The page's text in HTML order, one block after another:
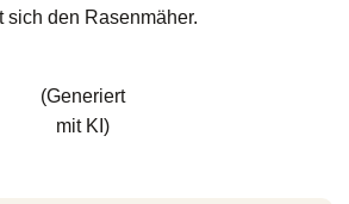
sich den Rasenmäher.
(Generiert
mit KI)